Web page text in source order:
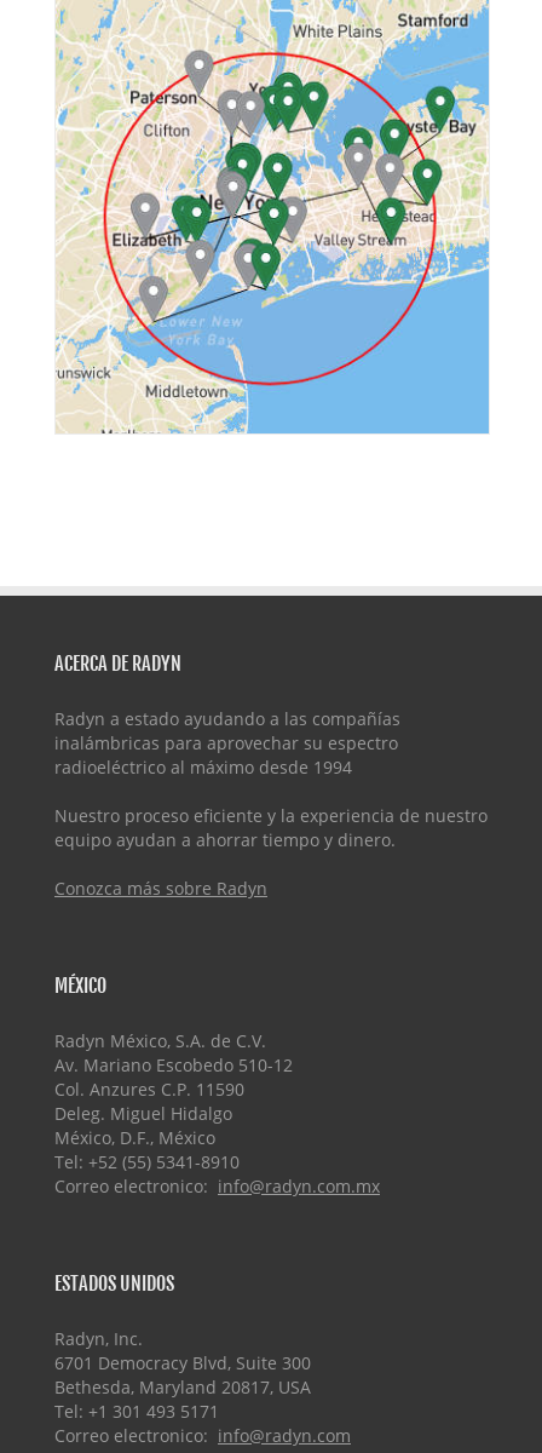
ACERCA DE RADYN
Radyn a estado ayudando a las compañías
inalámbricas para aprovechar su espectro
radioeléctrico al máximo desde 1994
Nuestro proceso eficiente y la experiencia de nuestro
equipo ayudan a ahorrar tiempo y dinero.
Conozca más sobre Radyn
MÉXICO
Radyn México, S.A. de C.V.
Av. Mariano Escobedo 510-12
Col. Anzures C.P. 11590
Deleg. Miguel Hidalgo
México, D.F., México
Tel: +52 (55) 5341-8910
Correo electronico: info@radyn.com.mx
ESTADOS UNIDOS
Radyn, Inc.
6701 Democracy Blvd, Suite 300
Bethesda, Maryland 20817, USA
Tel: +1 301 493 5171
Correo electronico: info@radyn.com